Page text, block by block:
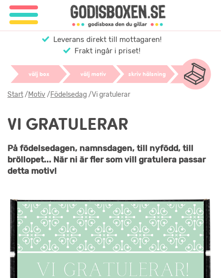
Leverans direkt till mottagaren!
Frakt ingår i priset!
välj box välj motiv skriv hälsning
Start/Motiv/Födelsedag/Vi gratulerar
VI GRATULERAR
På födelsedagen, namnsdagen, till nyfödd, till
bröllopet... När ni är fler som vill gratulera passar
detta motiv!